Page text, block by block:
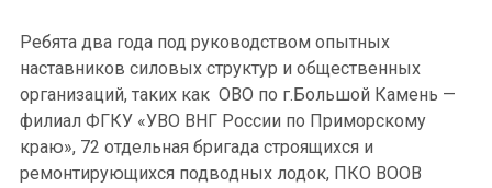
Ребята два года под руководством опытных
наставников силовых структур и общественных
организаций, таких как ОВО по г.Большой Камень —
филиал ФГКУ «УВО ВНГ России по Приморскому
краю», 72 отдельная бригада строящихся и
ремонтирующихся подводных лодок, ПКО ВООВ